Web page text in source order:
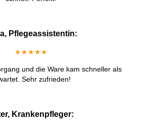
Pflegeassistentin:
★★★★★
und die Ware kam schneller als
Sehr zufrieden!
Krankenpfleger: